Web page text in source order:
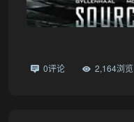
0评论 2,164浏览